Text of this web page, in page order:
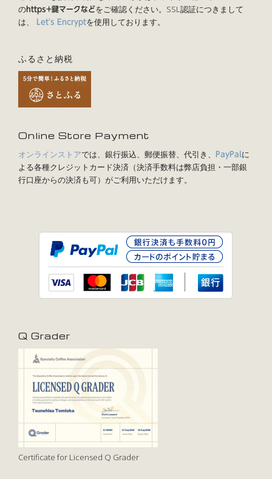
のhttps+鍵マークなどをご確認ください。SSL認証につきまして
は、
Let's Encryptを使用しております。
ふるさと納税
Online Store Payment
オンラインストアでは、銀行振込、郵便振替、代引き、 PayPalに
よる各種クレジットカード決済（決済手数料は弊店負担・一部銀
行口座からの決済も可）がご利用いただけます。
Q Grader
Certificate for Licensed Q Grader